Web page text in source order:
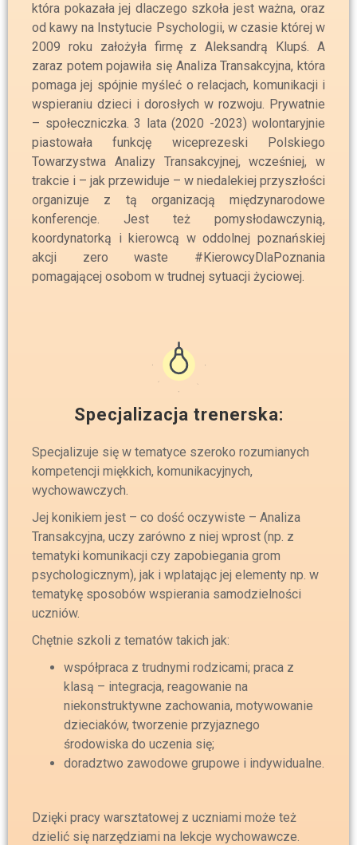
która pokazała jej dlaczego szkoła jest ważna, oraz
od kawy na Instytucie Psychologii, w czasie której w
2009 roku założyła firmę z Aleksandrą Klupś. A
zaraz potem pojawiła się Analiza Transakcyjna, która
pomaga jej spójnie myśleć o relacjach, komunikacji i
wspieraniu dzieci i dorosłych w rozwoju. Prywatnie
– społeczniczka. 3 lata (2020 -2023) wolontaryjnie
piastowała funkcję wiceprezeski Polskiego
Towarzystwa Analizy Transakcyjnej, wcześniej, w
trakcie i – jak przewiduje – w niedalekiej przyszłości
organizuje z tą organizacją międzynarodowe
konferencje. Jest też pomysłodawczynią,
koordynatorką i kierowcą w oddolnej poznańskiej
akcji zero waste #KierowcyDlaPoznania
pomagającej osobom w trudnej sytuacji życiowej.
Specjalizacja trenerska:
Specjalizuje się w tematyce szeroko rozumianych
kompetencji miękkich, komunikacyjnych,
wychowawczych.
Jej konikiem jest – co dość oczywiste – Analiza
Transakcyjna, uczy zarówno z niej wprost (np. z
tematyki komunikacji czy zapobiegania grom
psychologicznym), jak i wplatając jej elementy np. w
tematykę sposobów wspierania samodzielności
uczniów.
Chętnie szkoli z tematów takich jak:
współpraca z trudnymi rodzicami; praca z
klasą – integracja, reagowanie na
niekonstruktywne zachowania, motywowanie
dzieciaków, tworzenie przyjaznego
środowiska do uczenia się;
doradztwo zawodowe grupowe i indywidualne.
Dzięki pracy warsztatowej z uczniami może też
dzielić się narzędziami na lekcje wychowawcze.